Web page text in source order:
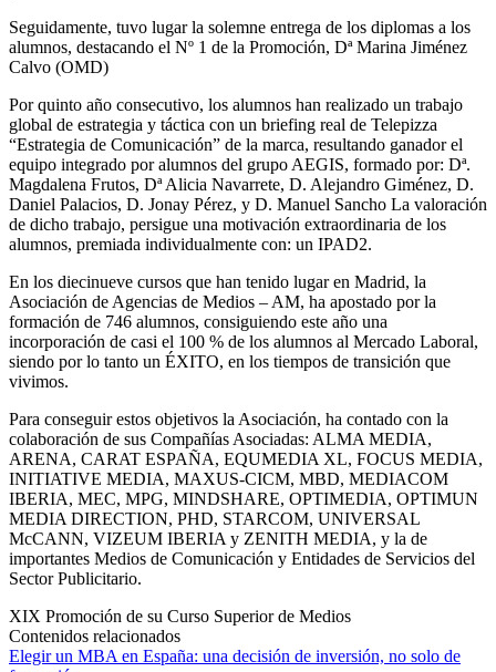
Seguidamente, tuvo lugar la solemne entrega de los diplomas a los
alumnos, destacando el Nº 1 de la Promoción, Dª Marina Jiménez
Calvo (OMD)
Por quinto año consecutivo, los alumnos han realizado un trabajo
global de estrategia y táctica con un briefing real de Telepizza
“Estrategia de Comunicación” de la marca, resultando ganador el
equipo integrado por alumnos del grupo AEGIS, formado por: Dª.
Magdalena Frutos, Dª Alicia Navarrete, D. Alejandro Giménez, D.
Daniel Palacios, D. Jonay Pérez, y D. Manuel Sancho La valoración
de dicho trabajo, persigue una motivación extraordinaria de los
alumnos, premiada individualmente con: un IPAD2.
En los diecinueve cursos que han tenido lugar en Madrid, la
Asociación de Agencias de Medios – AM, ha apostado por la
formación de 746 alumnos, consiguiendo este año una
incorporación de casi el 100 % de los alumnos al Mercado Laboral,
siendo por lo tanto un ÉXITO, en los tiempos de transición que
vivimos.
Para conseguir estos objetivos la Asociación, ha contado con la
colaboración de sus Compañías Asociadas: ALMA MEDIA,
ARENA, CARAT ESPAÑA, EQUMEDIA XL, FOCUS MEDIA,
INITIATIVE MEDIA, MAXUS-CICM, MBD, MEDIACOM
IBERIA, MEC, MPG, MINDSHARE, OPTIMEDIA, OPTIMUN
MEDIA DIRECTION, PHD, STARCOM, UNIVERSAL
McCANN, VIZEUM IBERIA y ZENITH MEDIA, y la de
importantes Medios de Comunicación y Entidades de Servicios del
Sector Publicitario.
XIX Promoción de su Curso Superior de Medios
Contenidos relacionados
Elegir un MBA en España: una decisión de inversión, no solo de